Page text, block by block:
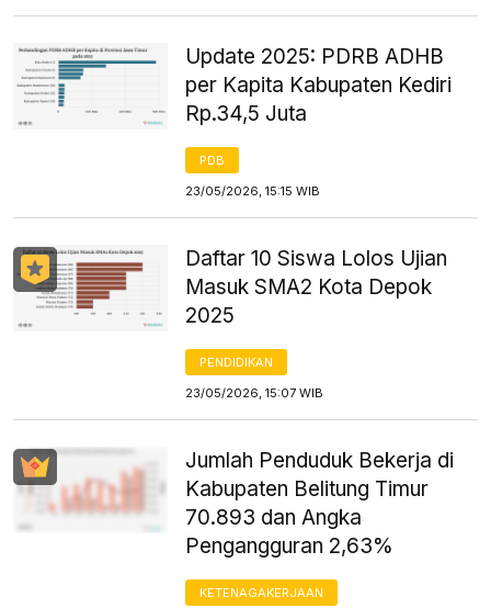
Update 2025: PDRB ADHB
per Kapita Kabupaten Kediri
Rp.34,5 Juta
PDB
23/05/2026, 15:15 WIB
Daftar 10 Siswa Lolos Ujian
Masuk SMA2 Kota Depok
2025
PENDIDIKAN
23/05/2026, 15:07 WIB
Jumlah Penduduk Bekerja di
Kabupaten Belitung Timur
70.893 dan Angka
Pengangguran 2,63%
KETENAGAKERJAAN